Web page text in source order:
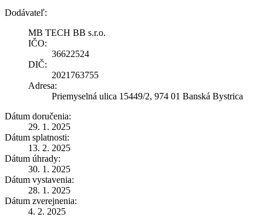
Dodávateľ:
MB TECH BB s.r.o.
IČO:
36622524
DIČ:
2021763755
Adresa:
Priemyselná ulica 15449/2, 974 01 Banská Bystrica
Dátum doručenia:
29. 1. 2025
Dátum splatnosti:
13. 2. 2025
Dátum úhrady:
30. 1. 2025
Dátum vystavenia:
28. 1. 2025
Dátum zverejnenia:
4. 2. 2025